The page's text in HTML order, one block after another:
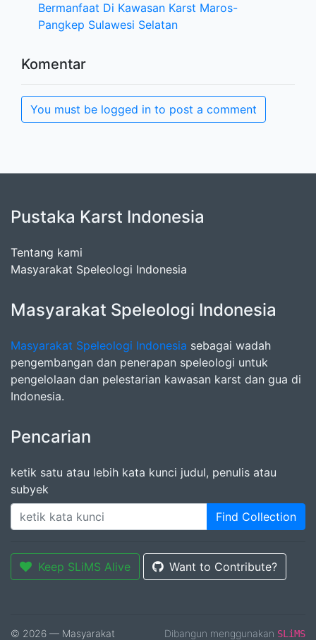
Bermanfaat Di Kawasan Karst Maros-
Pangkep Sulawesi Selatan
Komentar
You must be logged in to post a comment
Pustaka Karst Indonesia
Tentang kami
Masyarakat Speleologi Indonesia
Masyarakat Speleologi Indonesia
Masyarakat Speleologi Indonesia sebagai wadah
pengembangan dan penerapan speleologi untuk
pengelolaan dan pelestarian kawasan karst dan gua di
Indonesia.
Pencarian
ketik satu atau lebih kata kunci judul, penulis atau
subyek
Find Collection
Keep SLiMS Alive Want to Contribute?
© 2026 — Masyarakat Dibangun menggunakan SLiMS